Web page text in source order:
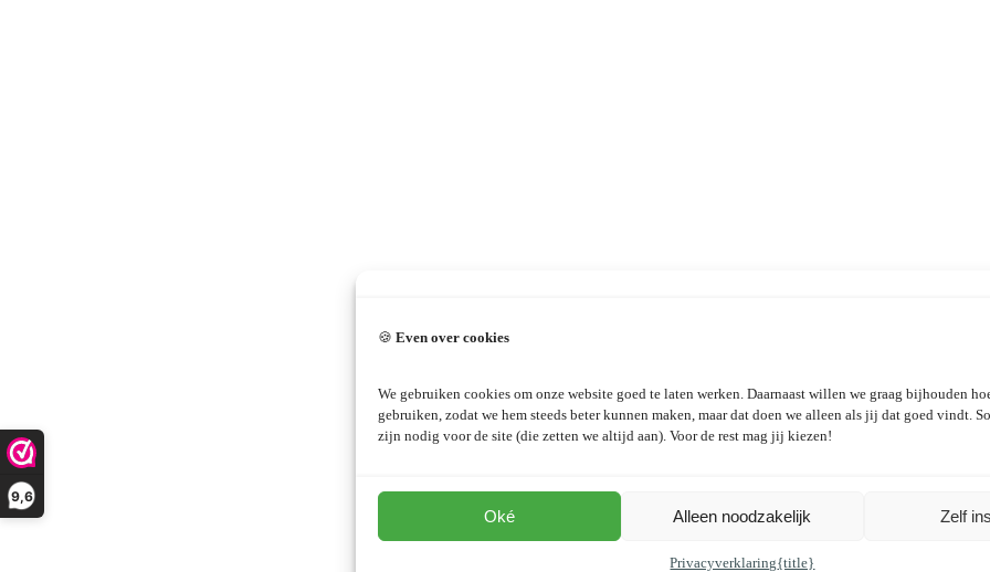
9,6
🍪 Even over cookies
We gebruiken cookies om onze website goed te laten werken. Daarnaast willen we graag bijhouden
gebruiken, zodat we hem steeds beter kunnen maken, maar dat doen we alleen als jij dat goed vindt.
zijn nodig voor de site (die zetten we altijd aan). Voor de rest mag jij kiezen!
Oké Alleen noodzakelijk Zelf
Privacyverklaring{title}